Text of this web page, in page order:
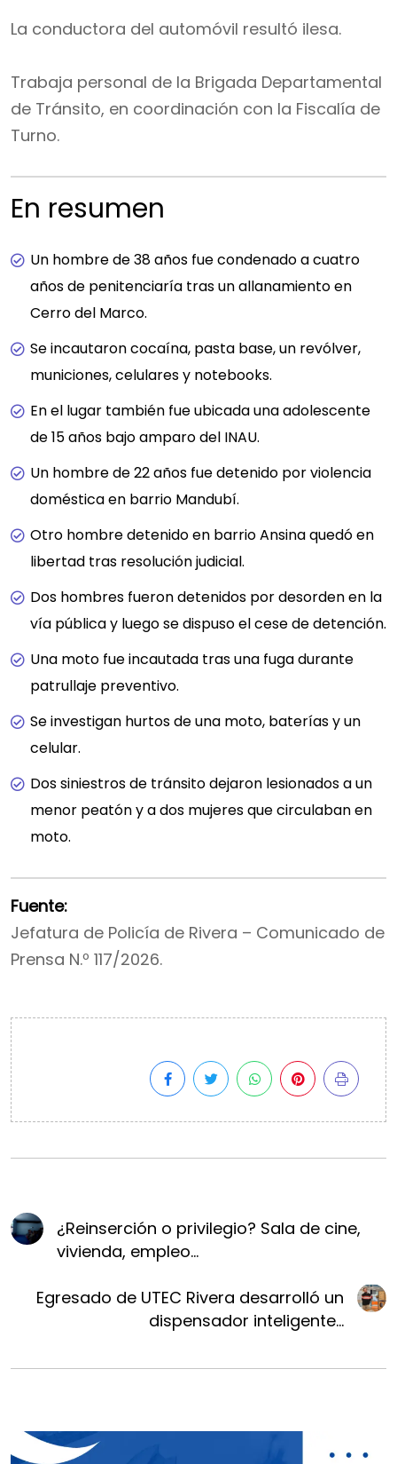
La conductora del automóvil resultó ilesa.
Trabaja personal de la Brigada Departamental
de Tránsito, en coordinación con la Fiscalía de
Turno.
En resumen
Un hombre de 38 años fue condenado a cuatro
años de penitenciaría tras un allanamiento en
Cerro del Marco.
Se incautaron cocaína, pasta base, un revólver,
municiones, celulares y notebooks.
En el lugar también fue ubicada una adolescente
de 15 años bajo amparo del INAU.
Un hombre de 22 años fue detenido por violencia
doméstica en barrio Mandubí.
Otro hombre detenido en barrio Ansina quedó en
libertad tras resolución judicial.
Dos hombres fueron detenidos por desorden en la
vía pública y luego se dispuso el cese de detención.
Una moto fue incautada tras una fuga durante
patrullaje preventivo.
Se investigan hurtos de una moto, baterías y un
celular.
Dos siniestros de tránsito dejaron lesionados a un
menor peatón y a dos mujeres que circulaban en
moto.
Fuente:
Jefatura de Policía de Rivera – Comunicado de
Prensa N.º 117/2026.
¿Reinserción o privilegio? Sala de cine,
vivienda, empleo...
Egresado de UTEC Rivera desarrolló un
dispensador inteligente...